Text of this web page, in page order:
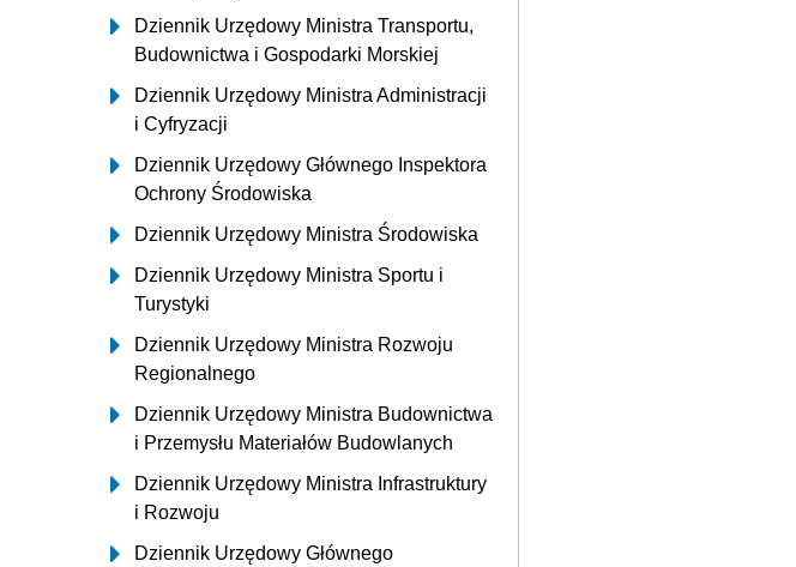
Dziennik Urzędowy Ministra Transportu,
Budownictwa i Gospodarki Morskiej
Dziennik Urzędowy Ministra Administracji
i Cyfryzacji
Dziennik Urzędowy Głównego Inspektora
Ochrony Środowiska
Dziennik Urzędowy Ministra Środowiska
Dziennik Urzędowy Ministra Sportu i
Turystyki
Dziennik Urzędowy Ministra Rozwoju
Regionalnego
Dziennik Urzędowy Ministra Budownictwa
i Przemysłu Materiałów Budowlanych
Dziennik Urzędowy Ministra Infrastruktury
i Rozwoju
Dziennik Urzędowy Głównego